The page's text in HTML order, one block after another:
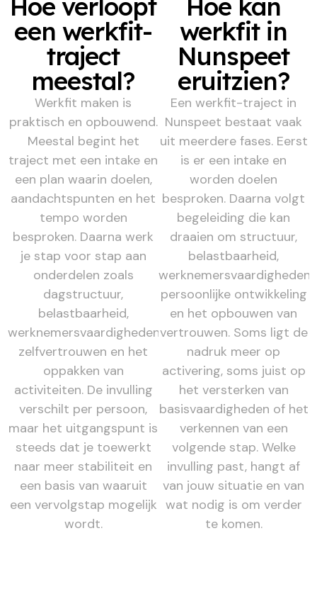
een werkfit-
traject
meestal?
Werkfit maken is
praktisch en opbouwend.
Meestal begint het
traject met een intake en
een plan waarin doelen,
aandachtspunten en het
tempo worden
besproken. Daarna werk
je stap voor stap aan
onderdelen zoals
dagstructuur,
belastbaarheid,
werknemersvaardigheden,
zelfvertrouwen en het
oppakken van
activiteiten. De invulling
verschilt per persoon,
maar het uitgangspunt is
steeds dat je toewerkt
naar meer stabiliteit en
een basis van waaruit
een vervolgstap mogelijk
wordt.
werkfit in
Nunspeet
eruitzien?
Een werkfit-traject in
Nunspeet bestaat vaak
uit meerdere fases. Eerst
is er een intake en
worden doelen
besproken. Daarna volgt
begeleiding die kan
draaien om structuur,
belastbaarheid,
werknemersvaardigheden,
persoonlijke ontwikkeling
en het opbouwen van
vertrouwen. Soms ligt de
nadruk meer op
activering, soms juist op
het versterken van
basisvaardigheden of het
verkennen van een
volgende stap. Welke
invulling past, hangt af
van jouw situatie en van
wat nodig is om verder
te komen.